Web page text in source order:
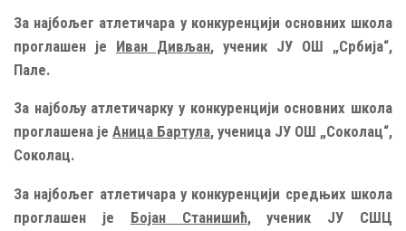
За најбољег атлетичара у конкуренцији основних школа
проглашен је Иван Дивљан, ученик ЈУ ОШ „Србија“,
Пале.
За најбољу атлетичарку у конкуренцији основних школа
проглашена је Аница Бартула, ученица ЈУ ОШ „Соколац“,
Соколац.
За најбољег атлетичара у конкуренцији средњих школа
проглашен је Бојан Станишић, ученик ЈУ СШЦ